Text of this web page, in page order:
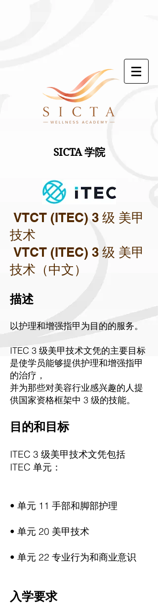
SICTA 学院
VTCT (ITEC) 3 级 美甲
技术
VTCT (ITEC) 3 级 美甲
技术（中文）
描述
以护理和增强指甲为目的的服务。
ITEC 3 级美甲技术文凭的主要目标
是使学员能够提供护理和增强指甲
的治疗，
并为那些对美容行业感兴趣的人提
供国家资格框架中 3 级的技能。
目的和目标
ITEC 3 级美甲技术文凭包括
ITEC 单元：
• 单元 11 手部和脚部护理
• 单元 20 美甲技术
• 单元 22 专业行为和商业意识
入学要求